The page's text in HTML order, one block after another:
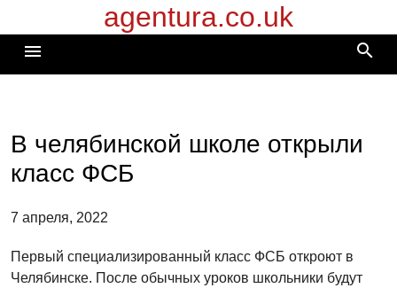
к
содержимому
agentura.co.uk
menu search
В челябинской школе открыли
класс ФСБ
7 апреля, 2022
Первый специализированный класс ФСБ откроют в
Челябинске. После обычных уроков школьники будут